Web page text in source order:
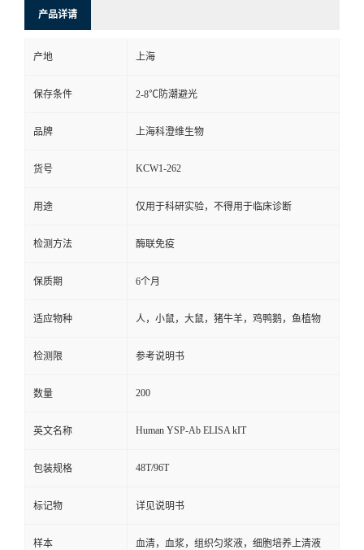
产品详请
产地 上海
保存条件 2-8℃防潮避光
品牌 上海科澄维生物
货号 KCW1-262
用途 仅用于科研实验，不得用于临床诊断
检测方法 酶联免疫
保质期 6个月
适应物种 人，小鼠，大鼠，猪牛羊，鸡鸭鹅，鱼植物
检测限 参考说明书
数量 200
英文名称 Human YSP-Ab ELISA kIT
包装规格 48T/96T
标记物 详见说明书
样本 血清，血浆，组织匀浆液，细胞培养上清液